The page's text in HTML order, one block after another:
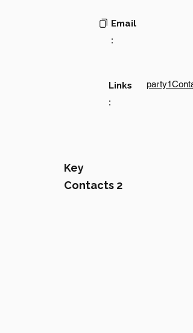
Email
:
Links
:
Key
Contacts 2